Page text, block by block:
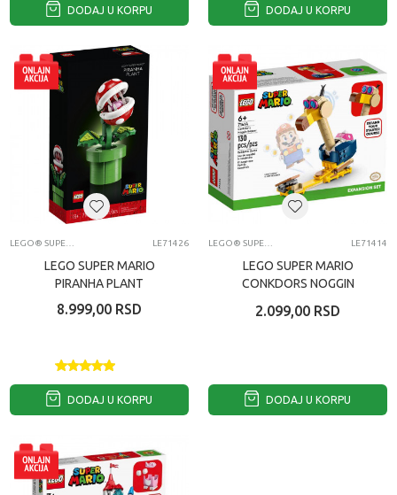
DODAJ U KORPU DODAJ U KORPU
LE71426
LEGO SUPER MARIO
PIRANHA PLANT
8.999,00 RSD
DODAJ U KORPU
LE71414
LEGO SUPER MARIO
CONKDORS NOGGIN
2.099,00 RSD
DODAJ U KORPU